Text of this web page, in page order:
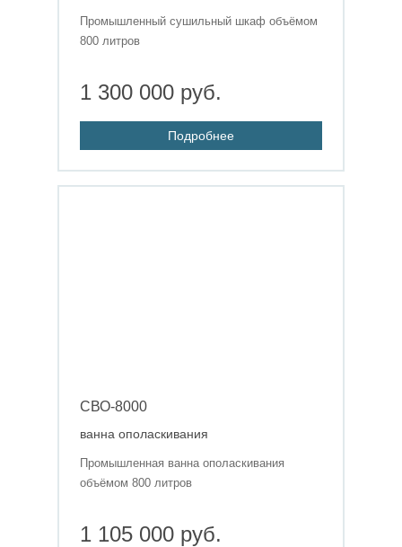
Промышленный сушильный шкаф объёмом
800 литров
1 300 000 руб.
Подробнее
СВО-8000
ванна ополаскивания
Промышленная ванна ополаскивания
объёмом 800 литров
1 105 000 руб.